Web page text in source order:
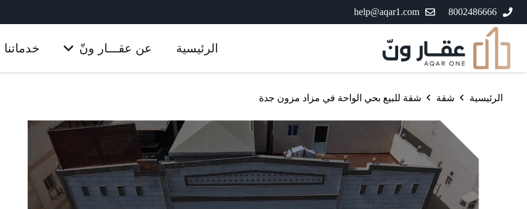
8002486666
help@aqar1.com
الرئيسية عن عقـــار ونّ خدماتنا
الرئيسية شقة شقة للبيع بحي الواحة في مزاد مزون جدة